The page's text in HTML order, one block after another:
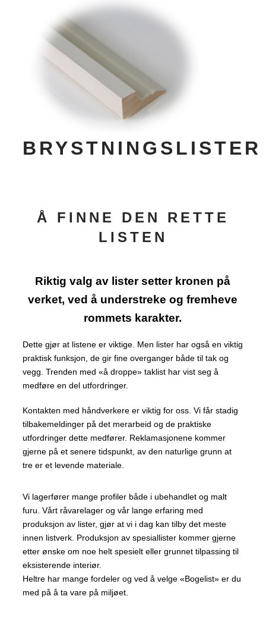
BRYSTNINGSLISTER
Å FINNE DEN RETTE
LISTEN
Riktig valg av lister setter kronen på
verket, ved å understreke og fremheve
rommets karakter.
Dette gjør at listene er viktige. Men lister har også en viktig
praktisk funksjon, de gir fine overganger både til tak og
vegg. Trenden med «å droppe» taklist har vist seg å
medføre en del utfordringer.
Kontakten med håndverkere er viktig for oss. Vi får stadig
tilbakemeldinger på det merarbeid og de praktiske
utfordringer dette medfører. Reklamasjonene kommer
gjerne på et senere tidspunkt, av den naturlige grunn at
tre er et levende materiale.
Vi lagerfører mange profiler både i ubehandlet og malt
furu. Vårt råvarelager og vår lange erfaring med
produksjon av lister, gjør at vi i dag kan tilby det meste
innen listverk. Produksjon av spesiallister kommer gjerne
etter ønske om noe helt spesielt eller grunnet tilpassing til
eksisterende interiør.
Heltre har mange fordeler og ved å velge «Bogelist» er du
med på å ta vare på miljøet.